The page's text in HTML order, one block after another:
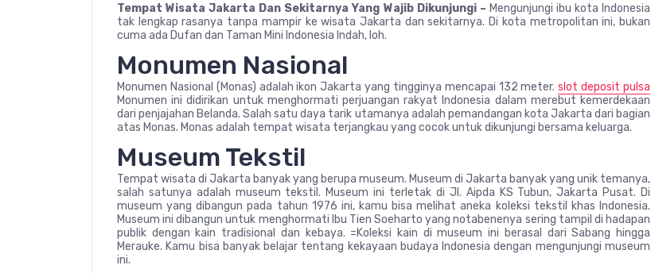
Tempat Wisata Jakarta Dan Sekitarnya Yang Wajib Dikunjungi – Mengunjungi ibu kota Indonesia
tak lengkap rasanya tanpa mampir ke wisata Jakarta dan sekitarnya. Di kota metropolitan ini, bukan
cuma ada Dufan dan Taman Mini Indonesia Indah, loh.
Monumen Nasional
Monumen Nasional (Monas) adalah ikon Jakarta yang tingginya mencapai 132 meter.slot deposit pulsa
Monumen ini didirikan untuk menghormati perjuangan rakyat Indonesia dalam merebut kemerdekaan
dari penjajahan Belanda. Salah satu daya tarik utamanya adalah pemandangan kota Jakarta dari bagian
atas Monas. Monas adalah tempat wisata terjangkau yang cocok untuk dikunjungi bersama keluarga.
Museum Tekstil
Tempat wisata di Jakarta banyak yang berupa museum. Museum di Jakarta banyak yang unik temanya,
salah satunya adalah museum tekstil. Museum ini terletak di Jl. Aipda KS Tubun, Jakarta Pusat. Di
museum yang dibangun pada tahun 1976 ini, kamu bisa melihat aneka koleksi tekstil khas Indonesia.
Museum ini dibangun untuk menghormati Ibu Tien Soeharto yang notabenenya sering tampil di hadapan
publik dengan kain tradisional dan kebaya. =Koleksi kain di museum ini berasal dari Sabang hingga
Merauke. Kamu bisa banyak belajar tentang kekayaan budaya Indonesia dengan mengunjungi museum
ini.